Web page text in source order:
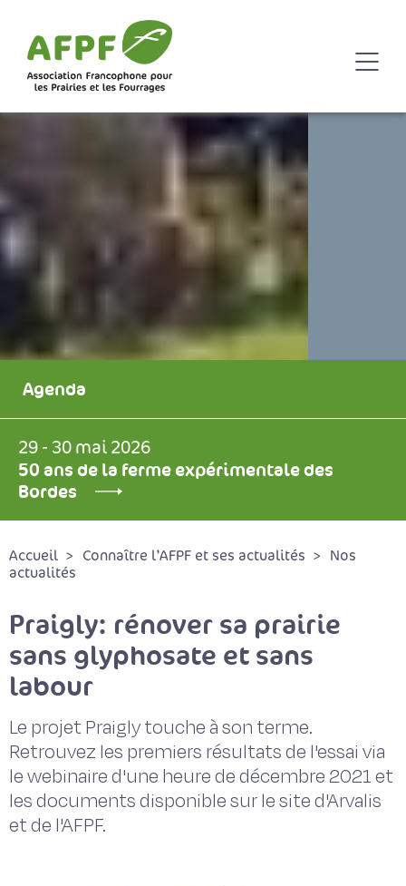
Agenda
29 - 30 mai 2026
50 ans de la ferme expérimentale des
Bordes
Accueil Connaître l’AFPF et ses actualités
Nos
actualités
Praigly: rénover sa prairie
sans glyphosate et sans
labour
Le projet Praigly touche à son terme.
Retrouvez les premiers résultats de l'essai via
le webinaire d'une heure de décembre 2021 et
les documents disponible sur le site d'Arvalis
et de l'AFPF.